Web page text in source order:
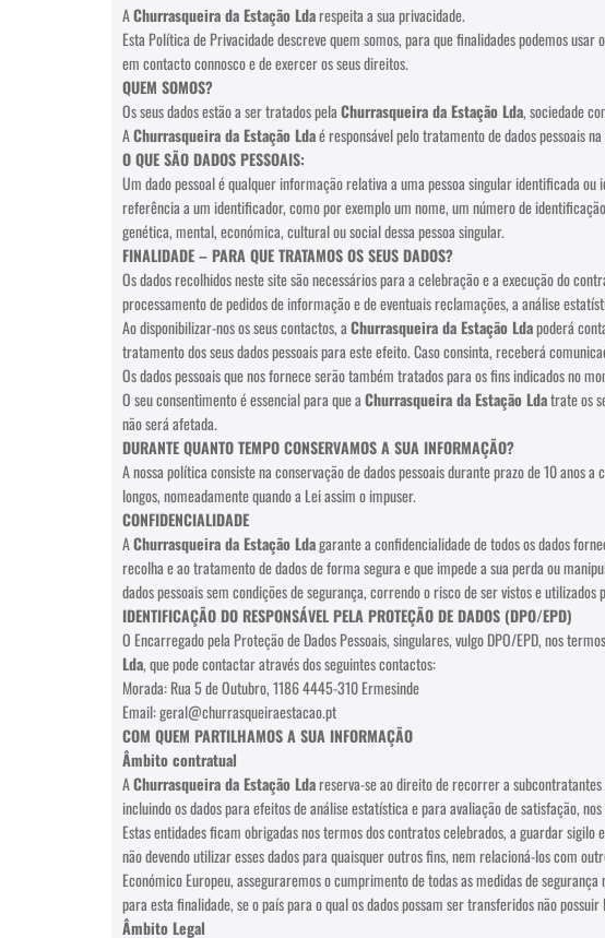
AChurrasqueira da Estação Ldarespeita a sua privacidade.
Esta Política de Privacidade descreve quem somos, para que finalidades podemos
em contacto connosco e de exercer os seus direitos.
QUEM SOMOS?
Os seus dados estão a ser tratados pelaChurrasqueira da Estação Lda, sociedade
AChurrasqueira da Estação Ldaé responsável pelo tratamento de dados pessoais
O QUE SÃO DADOS PESSOAIS:
Um dado pessoal é qualquer informação relativa a uma pessoa singular identificada
referência a um identificador, como por exemplo um nome, um número de
genética, mental, económica, cultural ou social dessa pessoa singular.
FINALIDADE – PARA QUE TRATAMOS OS SEUS DADOS?
Os dados recolhidos neste site são necessários para a celebração e a execução do
processamento de pedidos de informação e de eventuais reclamações, a análise
Ao disponibilizar-nos os seus contactos, aChurrasqueira da Estação Ldapoderá
tratamento dos seus dados pessoais para este efeito. Caso consinta, receberá
Os dados pessoais que nos fornece serão também tratados para os fins indicados no
O seu consentimento é essencial para que aChurrasqueira da Estação Ldatrate os
não será afetada.
DURANTE QUANTO TEMPO CONSERVAMOS A SUA INFORMAÇÃO?
A nossa política consiste na conservação de dados pessoais durante prazo de 10
longos, nomeadamente quando a Lei assim o impuser.
CONFIDENCIALIDADE
AChurrasqueira da Estação Ldagarante a confidencialidade de todos os dados
recolha e ao tratamento de dados de forma segura e que impede a sua perda ou
dados pessoais sem condições de segurança, correndo o risco de ser vistos e
IDENTIFICAÇÃO DO RESPONSÁVEL PELA PROTEÇÃO DE DADOS (DPO/EPD)
O Encarregado pela Proteção de Dados Pessoais, singulares, vulgo DPO/EPD, nos
Lda, que pode contactar através dos seguintes contactos:
Morada: Rua 5 de Outubro, 1186 4445-310 Ermesinde
Email: geral@churrasqueiraestacao.pt
COM QUEM PARTILHAMOS A SUA INFORMAÇÃO
Âmbito contratual
AChurrasqueira da Estação Ldareserva-se ao direito de recorrer a
incluindo os dados para efeitos de análise estatística e para avaliação de satisfação,
Estas entidades ficam obrigadas nos termos dos contratos celebrados, a guardar
não devendo utilizar esses dados para quaisquer outros fins, nem relacioná-los com
Económico Europeu, asseguraremos o cumprimento de todas as medidas de
para esta finalidade, se o país para o qual os dados possam ser transferidos não
Âmbito Legal